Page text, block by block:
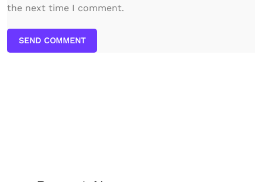
the next time I comment.
SEND COMMENT